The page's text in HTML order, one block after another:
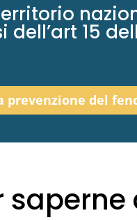
15
prevenzione del
saperne